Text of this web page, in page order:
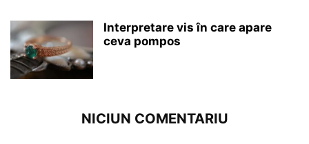
Interpretare vis în care apare
ceva pompos
NICIUN COMENTARIU